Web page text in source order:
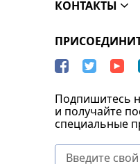
КОНТАКТЫ
Подпишитесь
и получайте
специальные